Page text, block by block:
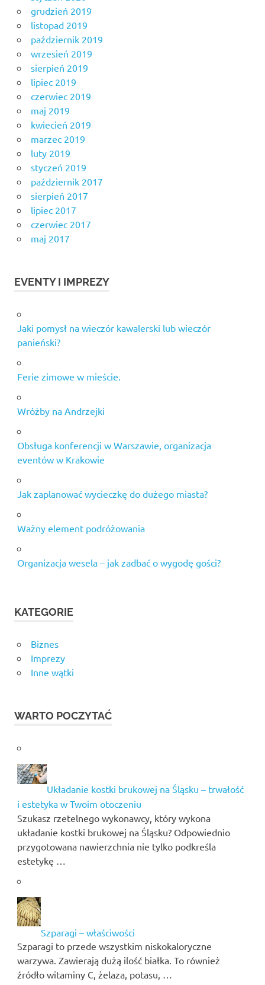
grudzień 2019
listopad 2019
październik 2019
wrzesień 2019
sierpień 2019
lipiec 2019
czerwiec 2019
maj 2019
kwiecień 2019
marzec 2019
luty 2019
styczeń 2019
październik 2017
sierpień 2017
lipiec 2017
czerwiec 2017
maj 2017
EVENTY I IMPREZY
Jaki pomysł na wieczór kawalerski lub wieczór
panieński?
Ferie zimowe w mieście.
Wróżby na Andrzejki
Obsługa konferencji w Warszawie, organizacja
eventów w Krakowie
Jak zaplanować wycieczkę do dużego miasta?
Ważny element podróżowania
Organizacja wesela – jak zadbać o wygodę gości?
KATEGORIE
Biznes
Imprezy
Inne wątki
WARTO POCZYTAĆ
Układanie kostki brukowej na Śląsku – trwałość
i estetyka w Twoim otoczeniu
Szukasz rzetelnego wykonawcy, który wykona
układanie kostki brukowej na Śląsku? Odpowiednio
przygotowana nawierzchnia nie tylko podkreśla
estetykę …
Szparagi – właściwości
Szparagi to przede wszystkim niskokaloryczne
warzywa. Zawierają dużą ilość białka. To również
źródło witaminy C, żelaza, potasu, …